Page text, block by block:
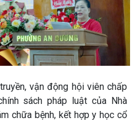
vận động hội viên chấp
sách pháp luật của Nhà
chữa bệnh, kết hợp y học cổ